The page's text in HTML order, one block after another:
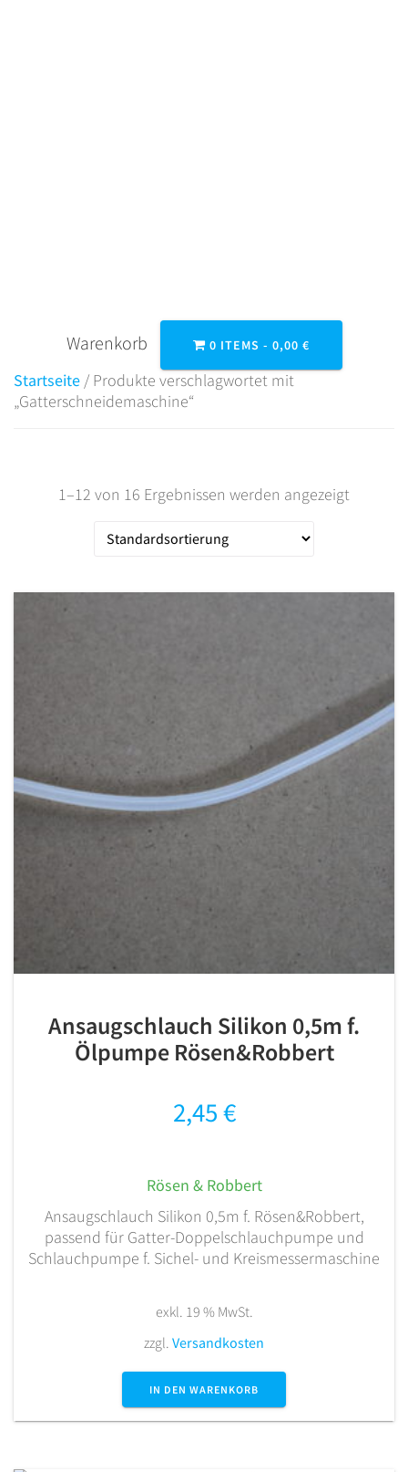
Warenkorb 0 ITEMS - 0,00 €
Startseite / Produkte verschlagwortet mit
„Gatterschneidemaschine“
1–12 von 16 Ergebnissen werden angezeigt
Ansaugschlauch Silikon 0,5m f.
Ölpumpe Rösen&Robbert
2,45€
Rösen & Robbert
Ansaugschlauch Silikon 0,5m f. Rösen&Robbert,
passend für Gatter-Doppelschlauchpumpe und
Schlauchpumpe f. Sichel- und Kreismessermaschine
exkl. 19 % MwSt.
zzgl. Versandkosten
IN DEN WARENKORB